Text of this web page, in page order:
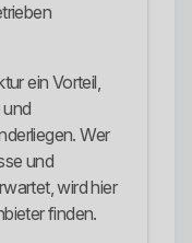
ein Vorteil,
Wer
und
wird hier
finden.